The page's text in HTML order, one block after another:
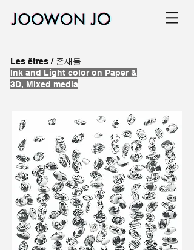
Les êtres / 존재들
Ink and Light color on Paper &
3D, Mixed media